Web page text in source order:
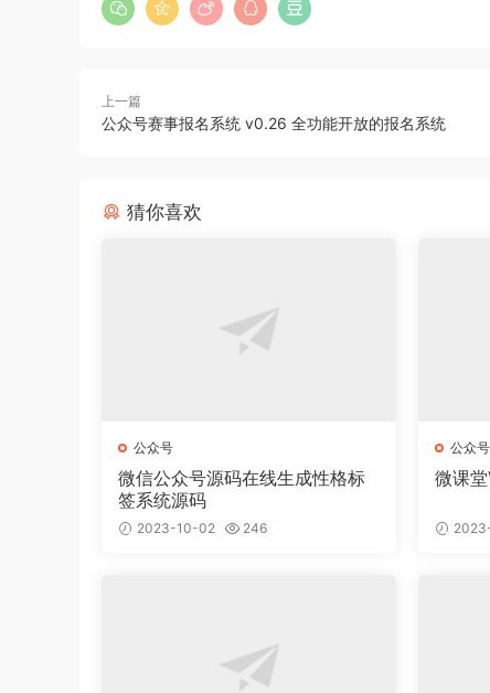
上一篇
公众号赛事报名系统 v0.26 全功能开放的报名系统
猜你喜欢
公众号
微信公众号源码在线生成性格标
签系统源码
2023-10-02 246
公众号
微课